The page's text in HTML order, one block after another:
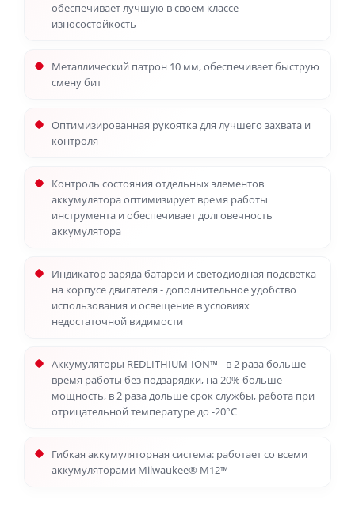
обеспечивает лучшую в своем классе
износостойкость
Металлический патрон 10 мм, обеспечивает быструю
смену бит
Оптимизированная рукоятка для лучшего захвата и
контроля
Контроль состояния отдельных элементов
аккумулятора оптимизирует время работы
инструмента и обеспечивает долговечность
аккумулятора
Индикатор заряда батареи и светодиодная подсветка
на корпусе двигателя - дополнительное удобство
использования и освещение в условиях
недостаточной видимости
Аккумуляторы REDLITHIUM-ION™ - в 2 раза больше
время работы без подзарядки, на 20% больше
мощность, в 2 раза дольше срок службы, работа при
отрицательной температуре до -20°С
Гибкая аккумуляторная система: работает со всеми
аккумуляторами Milwaukee® M12™